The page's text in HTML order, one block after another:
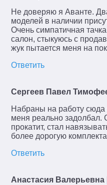
Не доверяю я Аванте.
моделей в наличии
Очень симпатичная
салон, стыкуюсь с
жук пытается меня на
Ответить
Сергеев Павел
Набраны на работу сюда
меня реально задолбал.
прокатит, стал
более дорогую
Ответить
Анастасия Валерьевна